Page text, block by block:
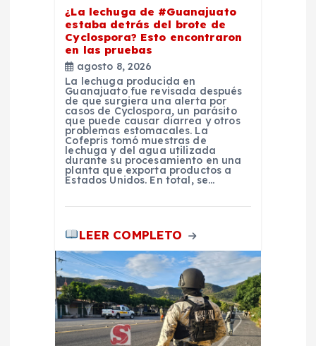
¿La lechuga de #Guanajuato
estaba detrás del brote de
Cyclospora? Esto encontraron
en las pruebas
agosto 8, 2026
La lechuga producida en
Guanajuato fue revisada después
de que surgiera una alerta por
casos de Cyclospora, un parásito
que puede causar diarrea y otros
problemas estomacales. La
Cofepris tomó muestras de
lechuga y del agua utilizada
durante su procesamiento en una
planta que exporta productos a
Estados Unidos. En total, se…
LEER COMPLETO